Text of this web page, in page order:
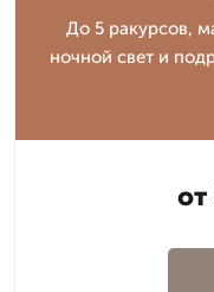
До 5 ракурсов,
ночной свет и
от